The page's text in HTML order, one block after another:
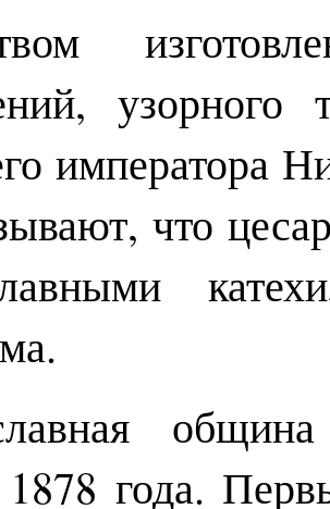
узорного
императора
что
1878 года.